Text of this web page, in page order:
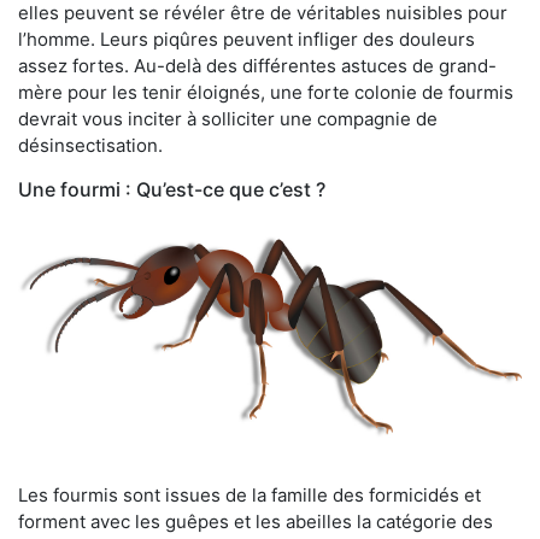
elles peuvent se révéler être de véritables nuisibles pour
l’homme. Leurs piqûres peuvent infliger des douleurs
assez fortes. Au-delà des différentes astuces de grand-
mère pour les tenir éloignés, une forte colonie de fourmis
devrait vous inciter à solliciter une compagnie de
désinsectisation.
Une fourmi : Qu’est-ce que c’est ?
Les fourmis sont issues de la famille des formicidés et
forment avec les guêpes et les abeilles la catégorie des